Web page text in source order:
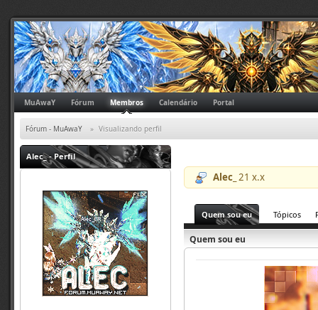
MuAwaY Fórum Membros Calendário Portal
Fórum - MuAwaY » Visualizando perfil
Alec_- Perfil
Alec_ 21 x.x
Quem sou eu Tópicos
Quem sou eu